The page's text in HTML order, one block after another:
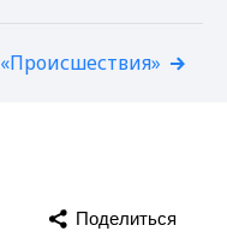
Поделиться